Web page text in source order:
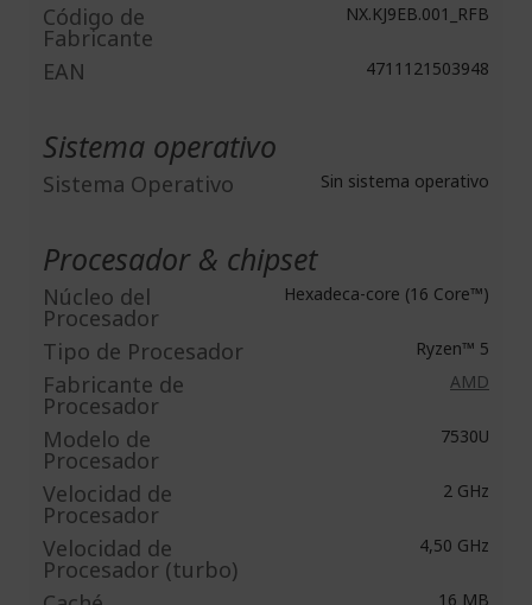
Código de
Fabricante
NX.KJ9EB.001_RFB
EAN 4711121503948
Sistema operativo
Sistema Operativo Sin sistema operativo
Procesador & chipset
Núcleo del
Procesador
Hexadeca-core (16 Core™)
Tipo de Procesador Ryzen™ 5
Fabricante de
Procesador
AMD
Modelo de
Procesador
7530U
Velocidad de
Procesador
2 GHz
Velocidad de
Procesador (turbo)
4,50 GHz
16 MB